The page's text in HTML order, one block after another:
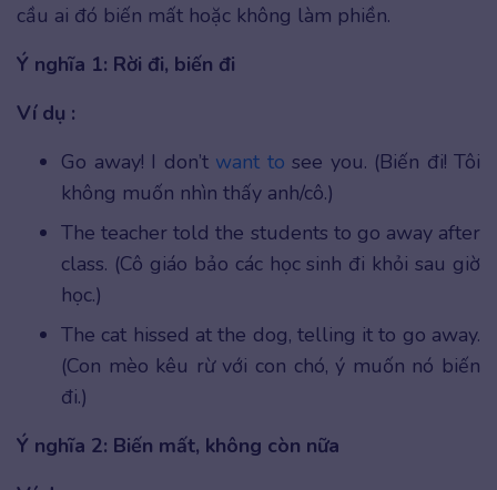
cầu ai đó biến mất hoặc không làm phiền.
Ý nghĩa 1: Rời đi, biến đi
Ví dụ :
Go away! I don’t want to see you. (Biến đi! Tôi
không muốn nhìn thấy anh/cô.)
The teacher told the students to go away after
class. (Cô giáo bảo các học sinh đi khỏi sau giờ
học.)
The cat hissed at the dog, telling it to go away.
(Con mèo kêu rừ với con chó, ý muốn nó biến
đi.)
Ý nghĩa 2: Biến mất, không còn nữa